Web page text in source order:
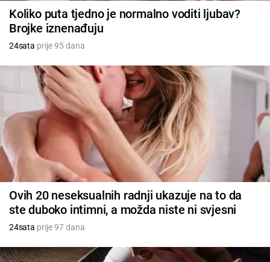
Koliko puta tjedno je normalno voditi ljubav?
Brojke iznenađuju
24sata prije 95 dana
Ovih 20 neseksualnih radnji ukazuje na to da
ste duboko intimni, a možda niste ni svjesni
24sata prije 97 dana